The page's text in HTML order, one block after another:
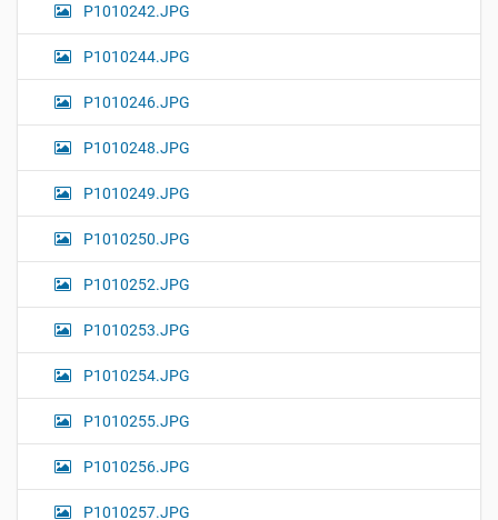
P1010242.JPG
P1010244.JPG
P1010246.JPG
P1010248.JPG
P1010249.JPG
P1010250.JPG
P1010252.JPG
P1010253.JPG
P1010254.JPG
P1010255.JPG
P1010256.JPG
P1010257.JPG